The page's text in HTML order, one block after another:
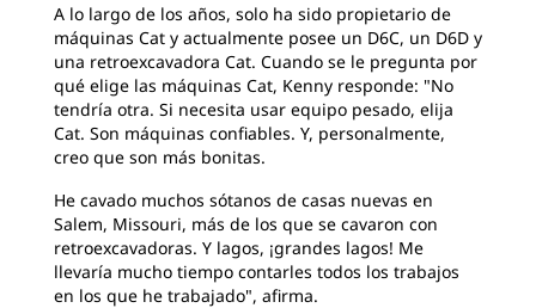
A lo largo de los años, solo ha sido propietario de
máquinas Cat y actualmente posee un D6C, un D6D y
una retroexcavadora Cat. Cuando se le pregunta por
qué elige las máquinas Cat, Kenny responde: "No
tendría otra. Si necesita usar equipo pesado, elija
Cat. Son máquinas confiables. Y, personalmente,
creo que son más bonitas.
He cavado muchos sótanos de casas nuevas en
Salem, Missouri, más de los que se cavaron con
retroexcavadoras. Y lagos, ¡grandes lagos! Me
llevaría mucho tiempo contarles todos los trabajos
en los que he trabajado", afirma.